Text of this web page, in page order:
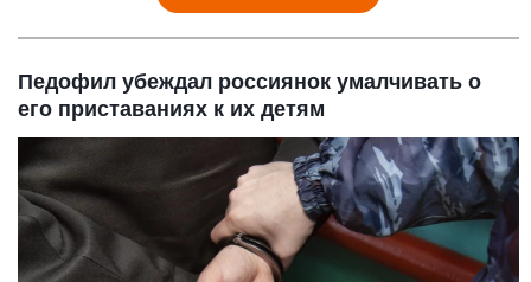
Педофил убеждал россиянок умалчивать о
его приставаниях к их детям